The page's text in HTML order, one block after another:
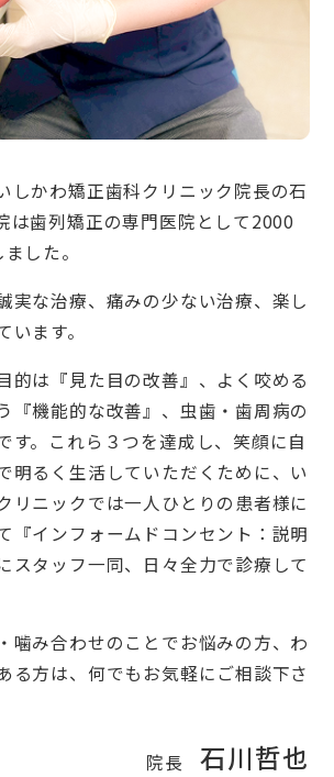
しかわ矯正歯科クリニック院長の石
は歯列矯正の専門医院として2000
した。
実な治療、痛みの少ない治療、楽し
ます。
的は『見た目の改善』、よく咬める
『機能的な改善』、虫歯・歯周病の
す。これら３つを達成し、笑顔に自
明るく生活していただくために、い
リニックでは一人ひとりの患者様に
『インフォームドコンセント：説明
スタッフ一同、日々全力で診療して
噛み合わせのことでお悩みの方、わ
る方は、何でもお気軽にご相談下さ
院長 石川哲也